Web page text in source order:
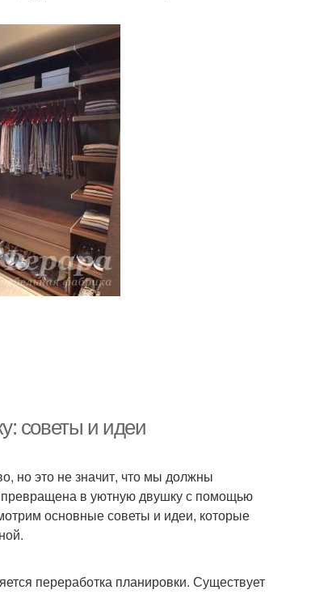
советы и идеи
но это не значит, что мы должны
в уютную двушку с помощью
основные советы и идеи, которые
переработка планировки. Существует